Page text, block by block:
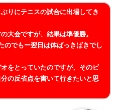
りにテニスの試合に出場してき
大会ですが、結果は準優勝。
のでもー翌日は体ばっきばきでし
をとっていたのですが、そのビ
の反省点を書いて行きたいと思